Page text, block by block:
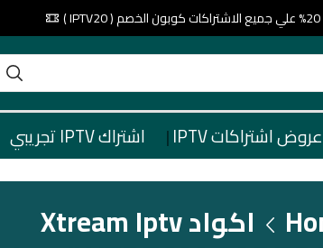
عروض اشتراكات IPTV اشتراك IPTV تجريبي
اكواد Xtream Iptv